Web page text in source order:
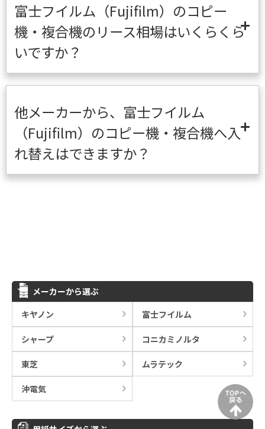
富士フイルム（Fujifilm）のコピー
機・複合機のリース相場はいくらくら
いですか？
他メーカーから、富士フイルム
（Fujifilm）のコピー機・複合機へ入
れ替えはできますか？
メーカーから選ぶ
キヤノン
富士フイルム
シャープ コニカミノルタ
東芝 ムラテック
沖電気